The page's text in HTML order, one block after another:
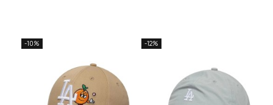
-10% -12%